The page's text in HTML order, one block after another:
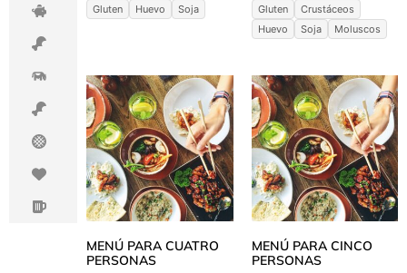
Gluten Huevo Soja Gluten
Crustáceos
Huevo
Soja Moluscos
MENÚ PARA CUATRO
PERSONAS
MENÚ PARA CINCO
PERSONAS